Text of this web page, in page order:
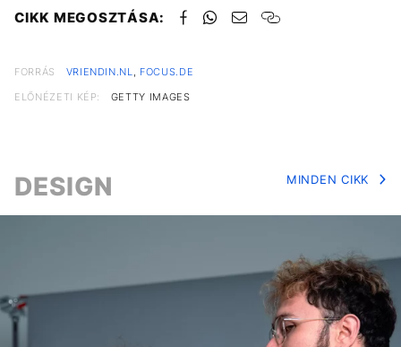
CIKK MEGOSZTÁSA:
FORRÁS VRIENDIN.NL, FOCUS.DE
ELŐNÉZETI KÉP:
GETTY IMAGES
DESIGN MINDEN CIKK